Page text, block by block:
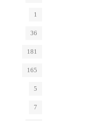
1
36
181
165
5
7